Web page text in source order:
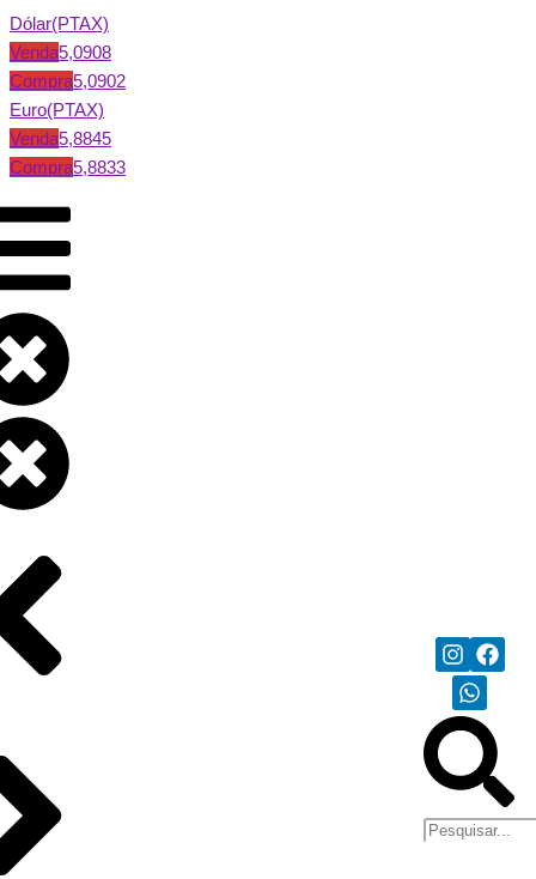
Dólar(PTAX)
Venda5,0908
Compra5,0902
Euro(PTAX)
Venda5,8845
Compra5,8833